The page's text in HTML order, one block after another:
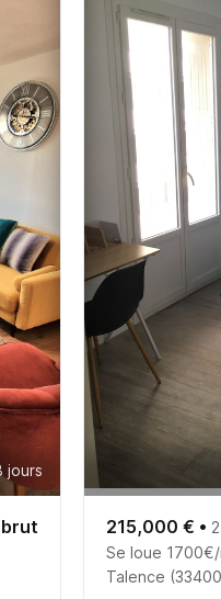
jours
brut 215,000 € •
Se loue
Talence